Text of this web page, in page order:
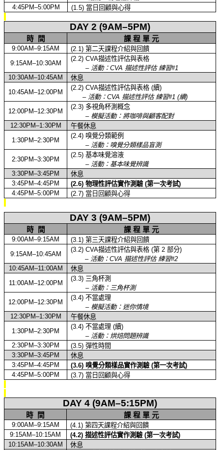
4:45PM–5:00PM
(1.5) 當日回顧與心得
DAY 2 (9AM–5PM)
時 間 課 程 單 元
9:00AM–9:15AM (2.1)第二天課程介紹與回饋
9:15AM–10:30AM
(2.2) CVA描述性評估與表格
– 活動： CVA 描述性評估 練習#1
10:30AM–10:45AM
休息
10:45AM–12:00PM
(2.2) CVA描述性評估與表格 (續)
– 活動：CVA 描述性評估 練習#1 (續)
12:00PM–12:30PM
(2.3) 多視角杯測概念
– 模擬活動：將咖啡與顧客配對
12:30PM–1:30PM
午餐休息
1:30PM–2:30PM
(2.4) 嗅覺分類範例
– 活動：嗅覺分類樣品盲測
2:30PM–3:30PM
(2.5)基本味覺溶液
– 活動：基本味覺辨識
3:30PM–3:45PM
休息
3:45PM–4:45PM
(2.6)物理性評估實作測驗(第一次考試)
4:45PM–5:00PM
(2.7) 當日回顧與心得
DAY 3 (9AM–5PM)
時 間 課 程 單 元
9:00AM–9:15AM (3.1)第三天課程介紹與回饋
9:15AM–10:45AM
(3.2) CVA描述性評估與表格 (第 2部分)
– 活動： CVA 描述性評估 練習#2
10:45AM–11:00AM
休息
11:00AM–12:00PM
(3.3) 三角杯測
– 活動：三角杯測
12:00PM–12:30PM
(3.4)不當處理
– 模擬活動：迷你情境
12:30PM–1:30PM
午餐休息
1:30PM–2:30PM
(3.4)不當處理 (續)
– 活動：烘焙問題辨識
2:30PM–3:30PM
(3.5)彈性時間
3:30PM–3:45PM
休息
3:45PM–4:45PM
(3.6) 嗅覺分類樣品實作測驗 (第一次考試)
4:45PM–5:00PM
(3.7) 當日回顧與心得
DAY 4 (9AM–5:15PM)
時 間 課 程 單 元
9:00AM–9:15AM (4.1)第四天課程介紹與回饋
9:15AM–10:15AM
(4.2)描述性評估實作測驗(第一次考試)
10:15AM–10:30AM
休息